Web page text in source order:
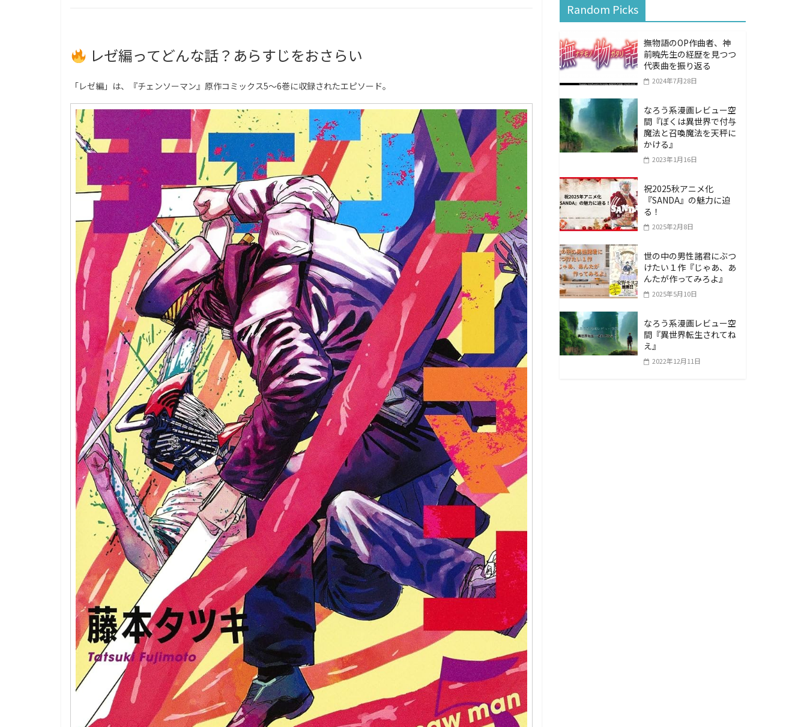
レゼ編ってどんな話？あらすじをおさらい
「レゼ編」は、『チェンソーマン』原作コミックス5〜6巻に収録されたエピソード。
Random Picks
撫物語のOP作曲者、神
前暁先生の経歴を見つつ
代表曲を振り返る
2024年7月28日
なろう系漫画レビュー空
間『ぼくは異世界で付与
魔法と召喚魔法を天秤に
かける』
2023年1月16日
祝2025秋アニメ化
『SANDA』の魅力に迫
る！
2025年2月8日
世の中の男性諸君にぶつ
けたい１作『じゃあ、あ
んたが作ってみろよ』
2025年5月10日
なろう系漫画レビュー空
間『異世界転生されてね
え』
2022年12月11日